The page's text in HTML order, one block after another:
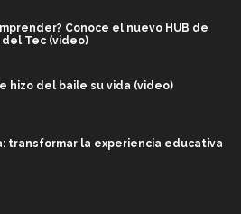
Conoce el nuevo HUB de
del Tec (video)
hizo del baile su vida (video)
transformar la experiencia educativa